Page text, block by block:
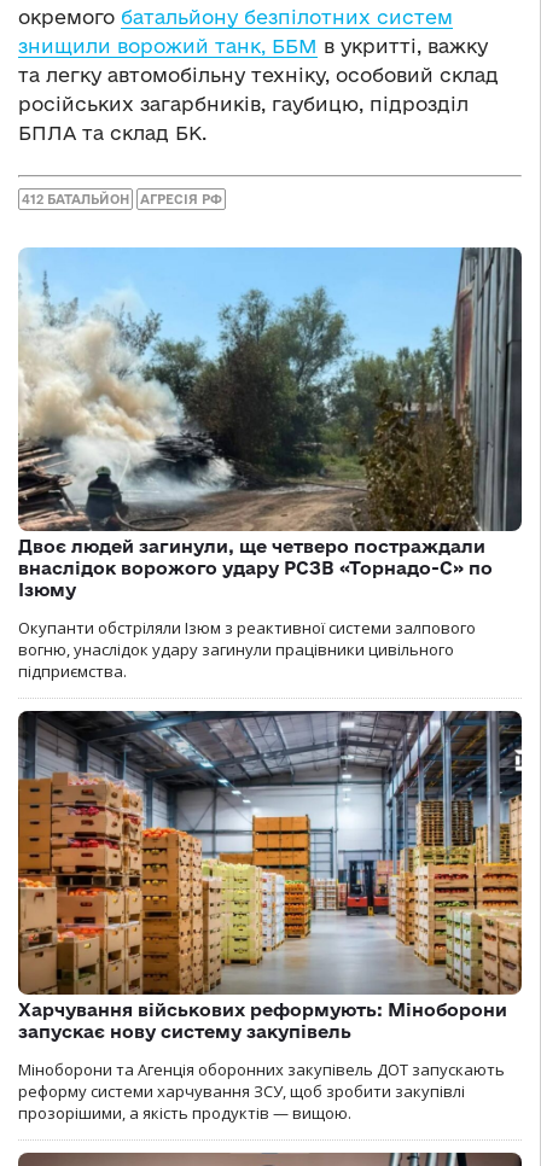
окремого батальйону безпілотних систем
знищили ворожий танк, ББМ в укритті, важку
та легку автомобільну техніку, особовий склад
російських загарбників, гаубицю, підрозділ
БПЛА та склад БК.
412 БАТАЛЬЙОН АГРЕСІЯ РФ
Двоє людей загинули, ще четверо постраждали
внаслідок ворожого удару РСЗВ «Торнадо-С» по
Ізюму
Окупанти обстріляли Ізюм з реактивної системи залпового
вогню, унаслідок удару загинули працівники цивільного
підприємства.
Харчування військових реформують: Міноборони
запускає нову систему закупівель
Міноборони та Агенція оборонних закупівель ДОТ запускають
реформу системи харчування ЗСУ, щоб зробити закупівлі
прозорішими, а якість продуктів — вищою.